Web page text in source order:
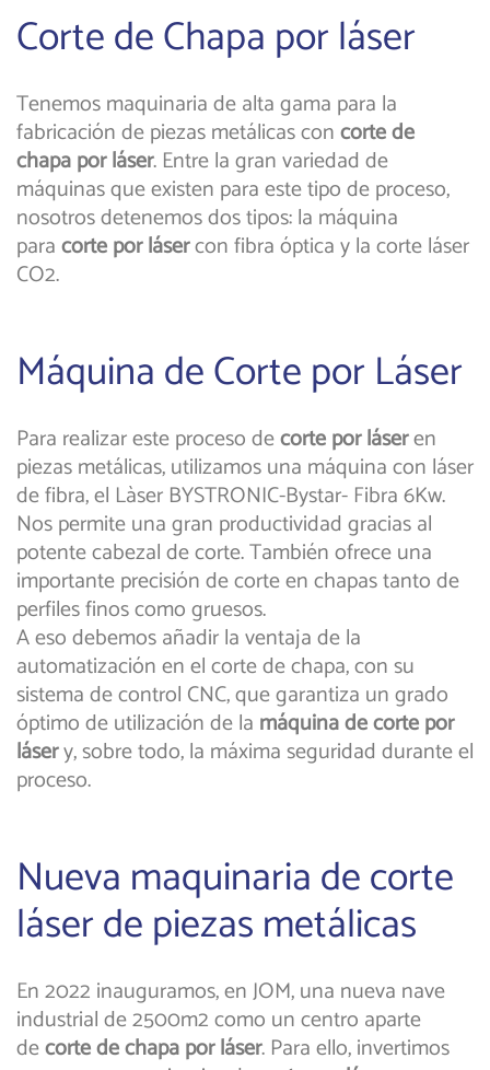
Corte de Chapa por láser
Tenemos maquinaria de alta gama para la
fabricación de piezas metálicas concorte de
chapa por láser. Entre la gran variedad de
máquinas que existen para este tipo de proceso,
nosotros detenemos dos tipos: la máquina
paracorte por lásercon fibra óptica y la corte láser
CO2.
Máquina de Corte por Láser
Para realizar este proceso decorte por láseren
piezas metálicas, utilizamos una máquina con láser
de fibra, el Làser BYSTRONIC-Bystar- Fibra 6Kw.
Nos permite una gran productividad gracias al
potente cabezal de corte. También ofrece una
importante precisión de corte en chapas tanto de
perfiles finos como gruesos.
A eso debemos añadir la ventaja de la
automatización en el corte de chapa, con su
sistema de control CNC, que garantiza un grado
óptimo de utilización de la máquina de corte por
lásery, sobre todo, la máxima seguridad durante el
proceso.
Nueva maquinaria de corte
láser de piezas metálicas
En 2022 inauguramos, en JOM, una nueva nave
industrial de 2500m2 como un centro aparte
decorte de chapa por láser. Para ello, invertimos